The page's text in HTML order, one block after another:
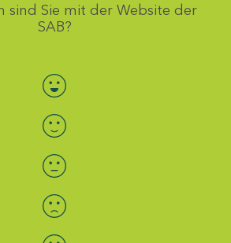
sind Sie mit der Website der
SAB?
Bewertung auswählen